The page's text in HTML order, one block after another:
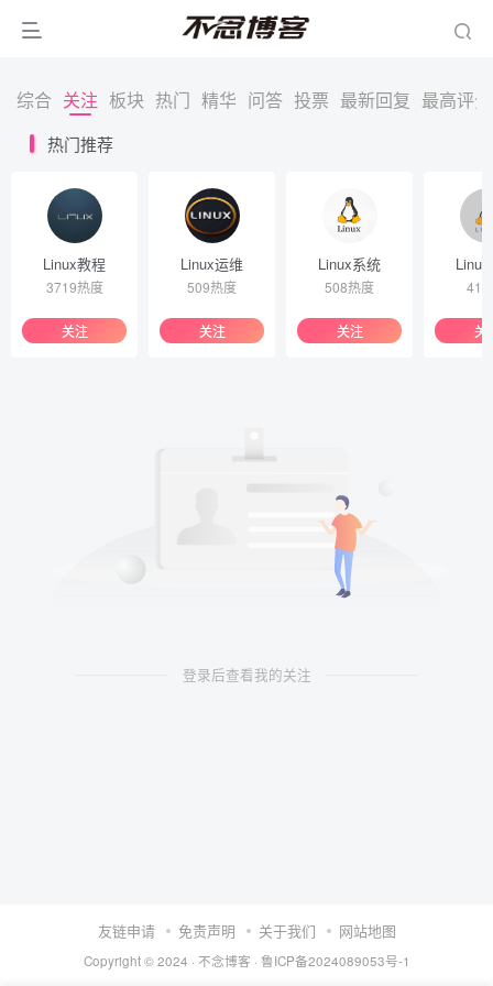
综合 关注 板块 热门 精华 问答 投票 最新回复 最高评分
热门推荐
Linux教程
3719热度
关注
Linux运维
509热度
关注
Linux系统
508热度
关注
41
关
登录后查看我的关注
友链申请 免责声明 关于我们 网站地图
Copyright © 2024 · 不念博客 · 鲁ICP备2024089053号-1